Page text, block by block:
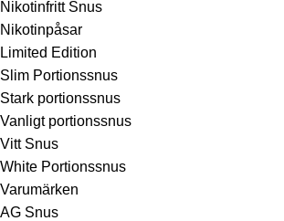
Nikotinfritt Snus
Nikotinpåsar
Limited Edition
Slim Portionssnus
Stark portionssnus
Vanligt portionssnus
Vitt Snus
White Portionssnus
Varumärken
AG Snus